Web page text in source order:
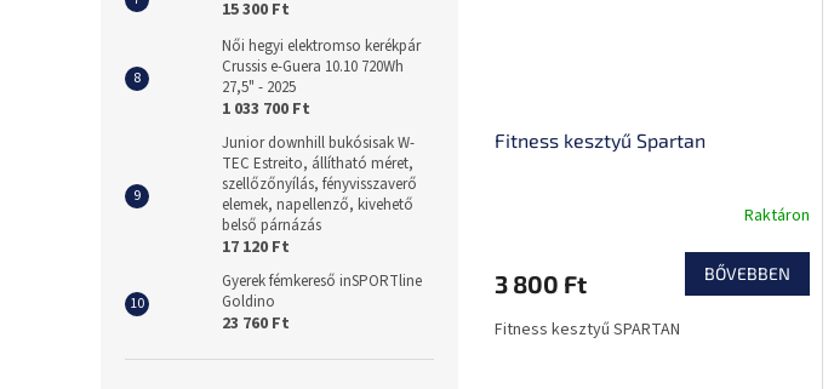
15 300 Ft
Női hegyi elektromso kerékpár
Crussis e-Guera 10.10 720Wh
27,5" - 2025
1 033 700 Ft
Junior downhill bukósisak W-
TEC Estreito, állítható méret,
szellőzőnyílás, fényvisszaverő
elemek, napellenző, kivehető
belső párnázás
17 120 Ft
Gyerek fémkereső inSPORTline
Goldino
23 760 Ft
Fitness kesztyű Spartan
Raktáron
3 800 Ft BŐVEBBEN
Fitness kesztyű SPARTAN